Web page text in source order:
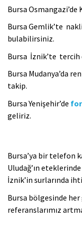
Bursa Osmangazi’de
Bursa Gemlik’te
bulabilirsiniz.
Bursa İznik’te tercih
Bursa Mudanya’da
takip.
Bursa Yenişehir’de
geliriz.
Bursa’ya bir telefon
Uludağ’ın
İznik’in surlarında
Bursa bölgesinde her
referanslarımız